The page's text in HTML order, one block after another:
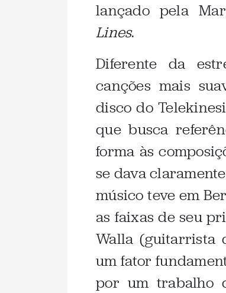
lançado pela
Lines.
Diferente da
canções mais
disco do
que busca
forma às
se dava
músico teve em
as faixas de seu
Walla (guitarrista
um fator
por um trabalho